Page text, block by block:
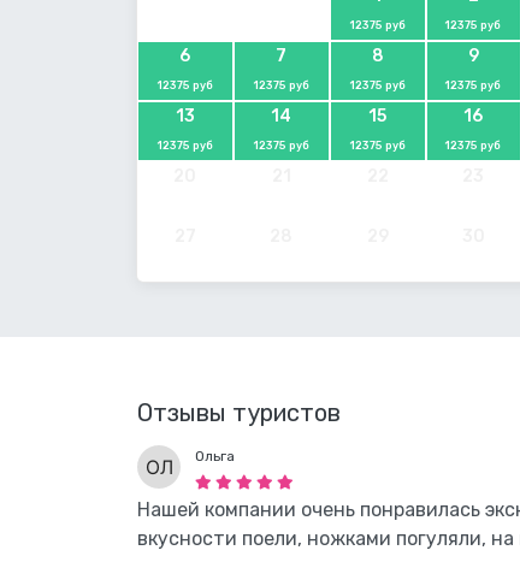
12375 руб 12375 руб
6
12375 руб
7
12375 руб
8
12375 руб
9
12375 руб
13
12375 руб
14
12375 руб
15
12375 руб
16
12375 руб
Отзывы туристов
Ольга
Нашей компании очень понравилась
вкусности поели, ножками погуляли,